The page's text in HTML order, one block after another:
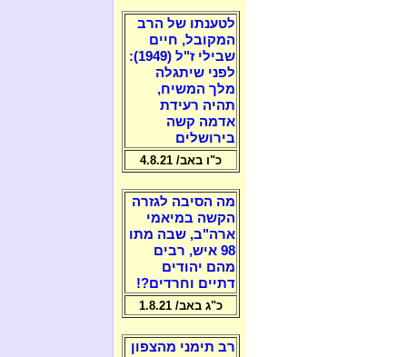
לטענתו של הרב
המקובל, חיים
שבילי ז"ל (1949):
לפני שיתגלה
מלך המשיח,
תהיה רעידת
אדמה קשה
בירושלים
כ"ו באב/ 4.8.21
מה הסיבה לגזרה
הקשה במיאמי
ארה"ב, שבה מתו
98 איש, רבים
מהם יהודים
דתיים וחרדים?!
כ"ג באב/ 1.8.21
רב תימני מהצפון